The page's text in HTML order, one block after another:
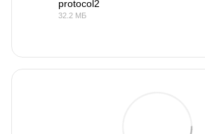
protocol2
32.2 МБ